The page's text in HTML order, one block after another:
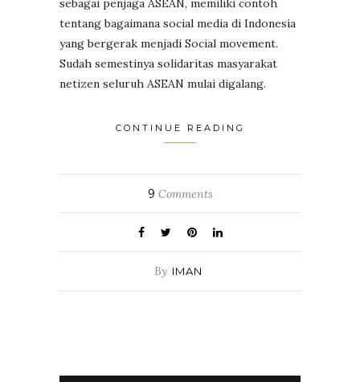
sebagai penjaga ASEAN, memiliki contoh
tentang bagaimana social media di Indonesia
yang bergerak menjadi Social movement.
Sudah semestinya solidaritas masyarakat
netizen seluruh ASEAN mulai digalang.
CONTINUE READING
9 Comments
By IMAN